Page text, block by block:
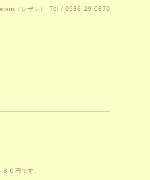
（レザン） Tel / 0536-29-0870
０円です。